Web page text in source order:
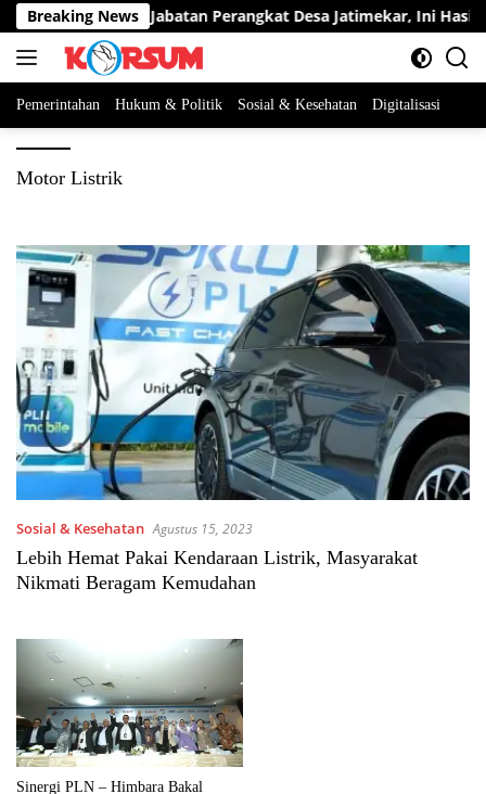
Langsung
ke
konten
Breaking News
Berebut Dua Jabatan Perangkat Desa Jatimekar, Ini Hasil
Pemerintahan Hukum & Politik Sosial & Kesehatan Digitalisasi
Motor Listrik
Sosial & Kesehatan Agustus 15, 2023
Lebih Hemat Pakai Kendaraan Listrik, Masyarakat
Nikmati Beragam Kemudahan
Sinergi PLN – Himbara Bakal